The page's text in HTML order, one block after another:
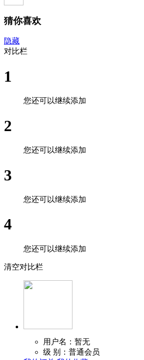
猜你喜欢
隐藏
对比栏
1
您还可以继续添加
2
您还可以继续添加
3
您还可以继续添加
4
您还可以继续添加
清空对比栏
用户名：暂无
级 别：普通会员